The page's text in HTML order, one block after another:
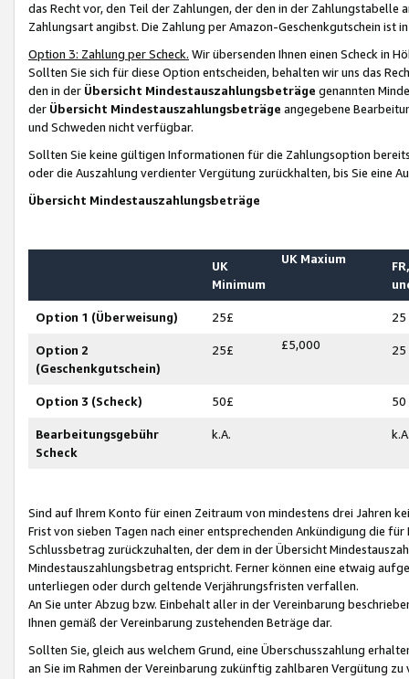
das Recht vor, den Teil der Zahlungen, der den in der
Zahlungsart angibst. Die Zahlung per Amazon-Geschenkgutschein ist
Option 3: Zahlung per Scheck. Wir übersenden Ihnen einen Scheck in
Sollten Sie sich für diese Option entscheiden, behalten wir uns das
den in der Übersicht Mindestauszahlungsbeträge genannten
der Übersicht Mindestauszahlungsbeträge angegebene
und Schweden nicht verfügbar.
Sollten Sie keine gültigen Informationen für die Zahlungsoption
oder die Auszahlung verdienter Vergütung zurückhalten, bis Sie
Übersicht Mindestauszahlungsbeträge
UK
Minimum
UK Maxium
Option 1 (Überweisung) 25£ 25
Option 2
(Geschenkgutschein)
25£ £5,000 25
Option 3 (Scheck) 50£ 50
Bearbeitungsgebühr
Scheck
k.A.
Sind auf Ihrem Konto für einen Zeitraum von mindestens drei Jahren
Frist von sieben Tagen nach einer entsprechenden Ankündigung die
Schlussbetrag zurückzuhalten, der dem in der Übersicht
Mindestauszahlungsbetrag entspricht. Ferner können eine etwaig
unterliegen oder durch geltende Verjährungsfristen verfallen.
An Sie unter Abzug bzw. Einbehalt aller in der Vereinbarung
Ihnen gemäß der Vereinbarung zustehenden Beträge dar.
Sollten Sie, gleich aus welchem Grund, eine Überschusszahlung
an Sie im Rahmen der Vereinbarung zukünftig zahlbaren Vergütung zu